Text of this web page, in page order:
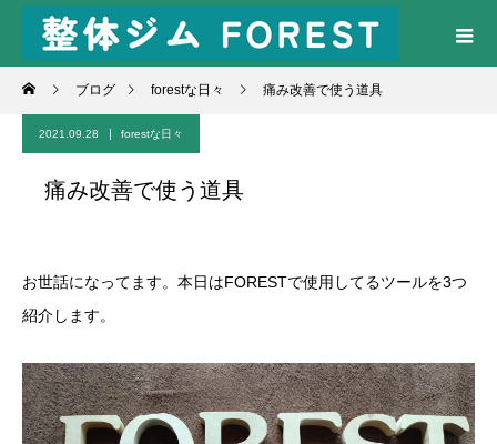
ブログ forestな日々 痛み改善で使う道具
2021.09.28 forestな日々
痛み改善で使う道具
お世話になってます。本日はFORESTで使用してるツールを3つ
紹介します。